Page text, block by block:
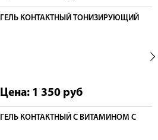
ГЕЛЬ КОНТАКТНЫЙ ТОНИЗИРУЮЩИЙ
Цена: 1 350 руб
ГЕЛЬ КОНТАКТНЫЙ С ВИТАМИНОМ С